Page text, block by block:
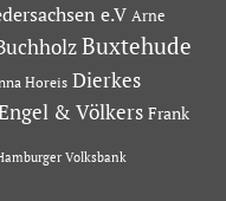
e.V Arne
Buxtehude
Horeis Dierkes
& Völkers Frank
Volksbank